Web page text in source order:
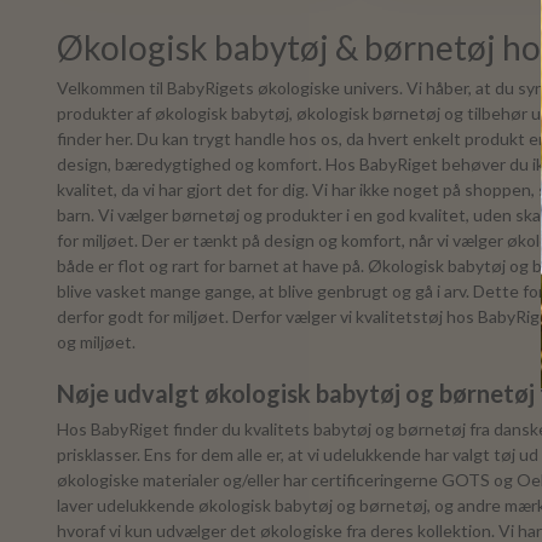
Økologisk babytøj & børnetøj
Velkommen til BabyRigets økologiske univers. Vi håber, at du
produkter af økologisk babytøj, økologisk børnetøj og tilbehør
finder her. Du kan trygt handle hos os, da hvert enkelt produkt
design, bæredygtighed og komfort. Hos BabyRiget behøver du
kvalitet, da vi har gjort det for dig. Vi har ikke noget på shoppen,
barn. Vi vælger børnetøj og produkter i en god kvalitet, uden
for miljøet. Der er tænkt på design og komfort, når vi vælger
både er flot og rart for barnet at have på. Økologisk babytøj og
blive vasket mange gange, at blive genbrugt og gå i arv. Dette
derfor godt for miljøet. Derfor vælger vi kvalitetstøj hos
og miljøet.
Nøje udvalgt økologisk babytøj og
Hos BabyRiget finder du kvalitets babytøj og børnetøj fra
prisklasser. Ens for dem alle er, at vi udelukkende har valgt tøj
økologiske materialer og/eller har certificeringerne GOTS og
laver udelukkende økologisk babytøj og børnetøj, og andre
hvoraf vi kun udvælger det økologiske fra deres kollektion. Vi